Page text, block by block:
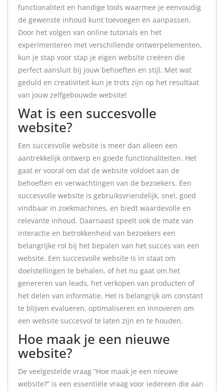
functionaliteit en handige tools waarmee je eenvoudig
de gewenste inhoud kunt toevoegen en aanpassen.
Door het volgen van online tutorials en het
experimenteren met verschillende ontwerpelementen,
kun je stap voor stap je eigen website creëren die
perfect aansluit bij jouw behoeften en stijl. Met wat
geduld en creativiteit kun je trots zijn op het resultaat
van jouw zelfgebouwde website!
Wat is een succesvolle
website?
Een succesvolle website is meer dan alleen een
aantrekkelijk ontwerp en goede functionaliteiten. Het
gaat er vooral om dat de website voldoet aan de
behoeften en verwachtingen van de bezoekers. Een
succesvolle website is gebruiksvriendelijk, snel, goed
vindbaar in zoekmachines, en biedt waardevolle en
relevante inhoud. Daarnaast speelt ook de mate van
interactie en betrokkenheid van bezoekers een
belangrijke rol bij het bepalen van het succes van een
website. Een succesvolle website is in staat om
doelstellingen te behalen, of het nu gaat om het
genereren van leads, het verkopen van producten of
het delen van informatie. Het is belangrijk om constant
te blijven evalueren, optimaliseren en innoveren om
een website succesvol te laten zijn en te houden.
Hoe maak je een nieuwe
website?
De veelgestelde vraag “Hoe maak je een nieuwe
website?” is een essentiële vraag voor iedereen die aan